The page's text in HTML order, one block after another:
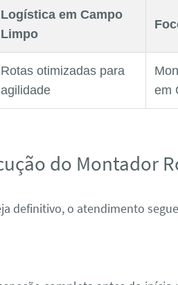
Logística em Campo
Limpo
Rotas otimizadas para
agilidade
em
do Montador
definitivo, o atendimento